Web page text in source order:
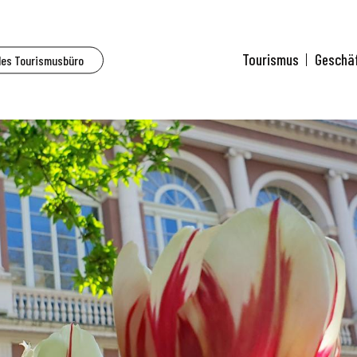
Tourismusbüro Tourismus